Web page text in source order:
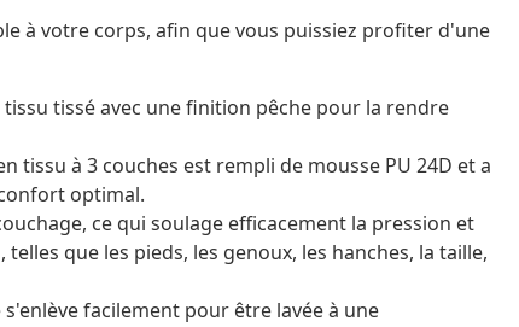
à votre corps, afin que vous puissiez profiter d'une
tissé avec une finition pêche pour la rendre
tissu à 3 couches est rempli de mousse PU 24D et a
optimal.
ce qui soulage efficacement la pression et
que les pieds, les genoux, les hanches, la taille,
facilement pour être lavée à une